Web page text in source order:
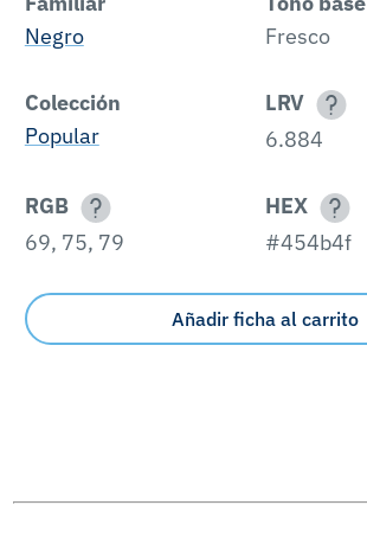
Negro
Fresco
Colección
Popular
LRV
6.884
RGB
69, 75, 79
HEX
#454b4f
Añadir ficha al carrito